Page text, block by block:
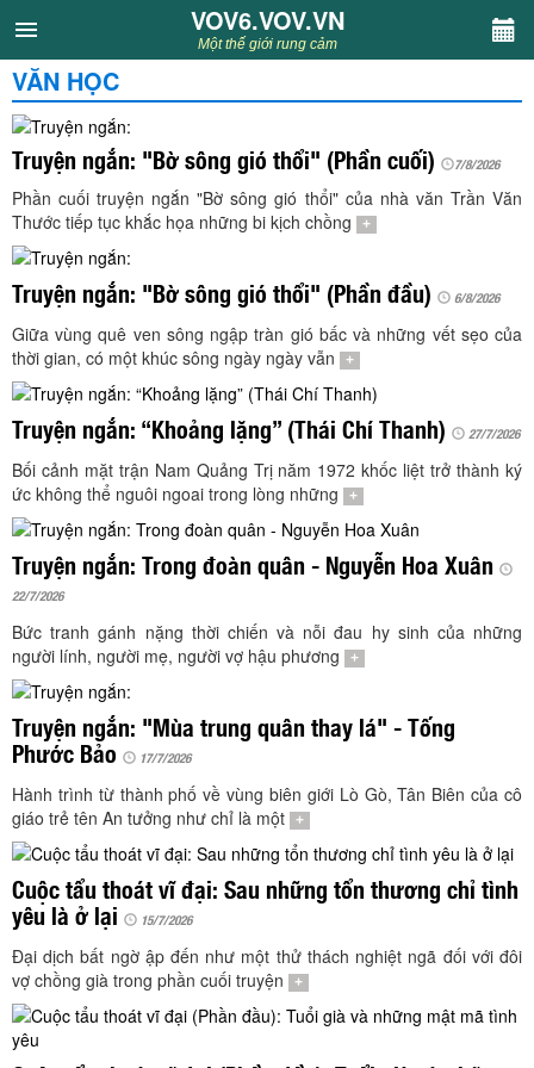
VOV6.VOV.VN
CHUYÊN MỤC
Khách VOV6
Văn học
Nghệ thuật
Sân khấu
Thiếu nhi
Kết nối VOV6
TÌM KIẾM
Vận hành bởi QI Corp
VOV6.VOV.VN
Một thế giới rung cảm
VĂN HỌC
Truyện ngắn: "Bờ sông gió thổi" (Phần cuối) 7/8/2026
Phần cuối truyện ngắn "Bờ sông gió thổi" của nhà văn Trần Văn
Thước tiếp tục khắc họa những bi kịch chồng
+
Truyện ngắn: "Bờ sông gió thổi" (Phần đầu) 6/8/2026
Giữa vùng quê ven sông ngập tràn gió bấc và những vết sẹo của
thời gian, có một khúc sông ngày ngày vẫn
+
Truyện ngắn: “Khoảng lặng” (Thái Chí Thanh) 27/7/2026
Bối cảnh mặt trận Nam Quảng Trị năm 1972 khốc liệt trở thành ký
ức không thể nguôi ngoai trong lòng những
+
Truyện ngắn: Trong đoàn quân - Nguyễn Hoa Xuân
22/7/2026
Bức tranh gánh nặng thời chiến và nỗi đau hy sinh của những
người lính, người mẹ, người vợ hậu phương
+
Truyện ngắn: "Mùa trung quân thay lá" - Tống
Phước Bảo 17/7/2026
Hành trình từ thành phố về vùng biên giới Lò Gò, Tân Biên của cô
giáo trẻ tên An tưởng như chỉ là một
+
Cuộc tẩu thoát vĩ đại: Sau những tổn thương chỉ tình
yêu là ở lại 15/7/2026
Đại dịch bất ngờ ập đến như một thử thách nghiệt ngã đối với đôi
vợ chồng già trong phần cuối truyện
+